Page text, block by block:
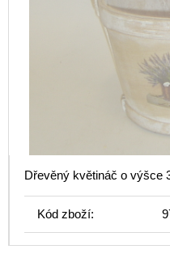
Dřevěný květináč o výšce
Kód zboží: